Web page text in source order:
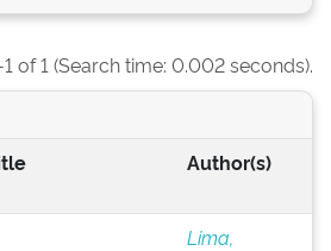
of 1 (Search time: 0.002 seconds).
Author(s)
Lima,